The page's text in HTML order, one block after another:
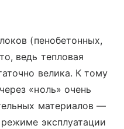
(пенобетонных,
ведь тепловая
велика. К тому
«ноль» очень
материалов —
эксплуатации